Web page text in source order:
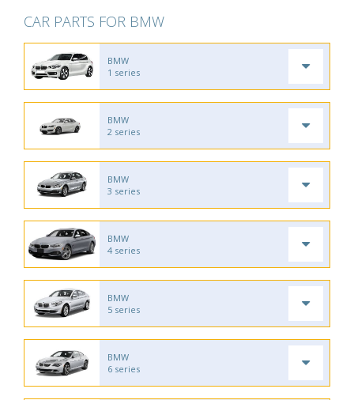
CAR PARTS FOR BMW
BMW
1 series
BMW
2 series
BMW
3 series
BMW
4 series
BMW
5 series
BMW
6 series